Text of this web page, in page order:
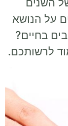
על הנושא
בחיים?
לרשותכם.